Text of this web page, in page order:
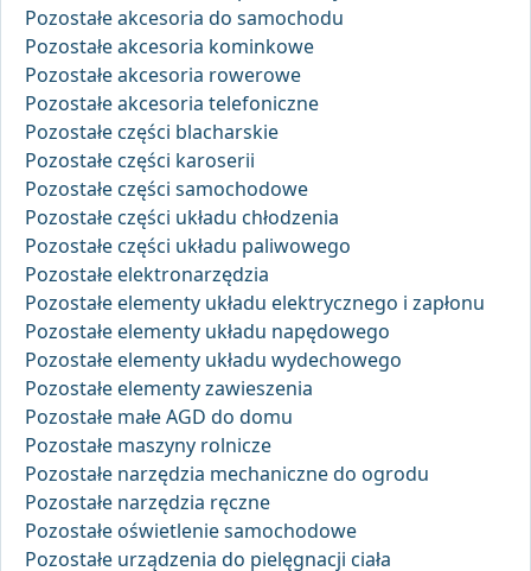
Pozostałe akcesoria do samochodu
Pozostałe akcesoria kominkowe
Pozostałe akcesoria rowerowe
Pozostałe akcesoria telefoniczne
Pozostałe części blacharskie
Pozostałe części karoserii
Pozostałe części samochodowe
Pozostałe części układu chłodzenia
Pozostałe części układu paliwowego
Pozostałe elektronarzędzia
Pozostałe elementy układu elektrycznego i zapłonu
Pozostałe elementy układu napędowego
Pozostałe elementy układu wydechowego
Pozostałe elementy zawieszenia
Pozostałe małe AGD do domu
Pozostałe maszyny rolnicze
Pozostałe narzędzia mechaniczne do ogrodu
Pozostałe narzędzia ręczne
Pozostałe oświetlenie samochodowe
Pozostałe urządzenia do pielęgnacji ciała